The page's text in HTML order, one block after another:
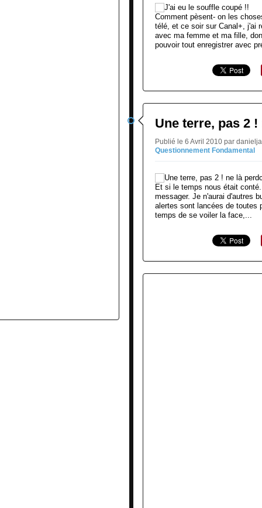
Comment pèsent- on les
télé, et ce soir sur Canal+, j'ai
avec ma femme et ma fille,
pouvoir tout enregistrer avec
Une terre, pas 2
Publié le 6 Avril 2010 par
Questionnement Fondamental
Et si le temps nous était
messager. Je n'aurai d'autres
alertes sont lancées de toutes
temps de se voiler la face,...